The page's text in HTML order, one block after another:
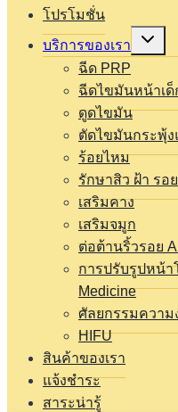
โปรโมชั่น
บริการของเรา
Expand
menu
ฉีด PRP
ฉีดไขมันหน้าเด็
ดูดไขมัน
ตัดไขมันกระพุ้ง
ร้อยไหม
รักษาสิว ฝ้า รอ
เสริมคาง
เสริมจมูก
ต่อต้านริ้วรอย
การปรับรูปหน้า
Medicine
ศัลยกรรมความ
HIFU
สินค้าของเรา
แจ้งชำระ
สาระน่ารู้